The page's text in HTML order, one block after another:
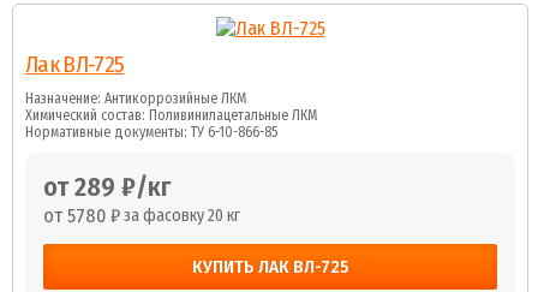
Лак ВЛ-725
Назначение: Антикоррозийные ЛКМ
Химический состав: Поливинилацетальные ЛКМ
Нормативные документы: ТУ 6-10-866-85
от 289 ₽/кг
от 5780 ₽за фасовку 20 кг
КУПИТЬ ЛАК ВЛ-725